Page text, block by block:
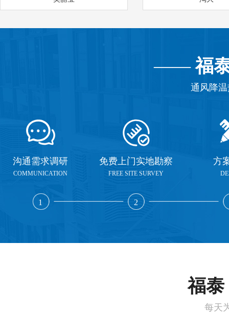
——福
通风降
沟通需求调研
COMMUNICATION
1
免费上门实地勘察
FREE SITE SURVEY
2
方
福泰
每天